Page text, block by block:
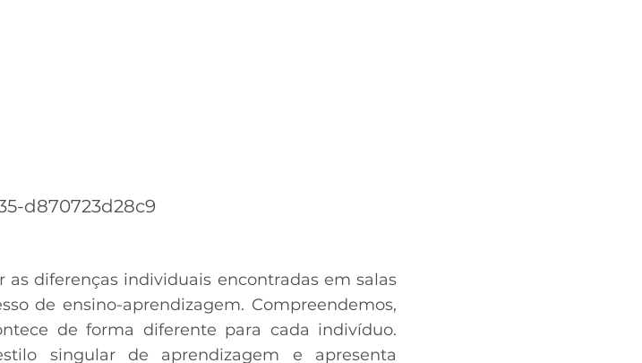
d870723d28c9
diferenças individuais encontradas em salas
de ensino-aprendizagem. Compreendemos,
de forma diferente para cada indivíduo.
singular de aprendizagem e apresenta